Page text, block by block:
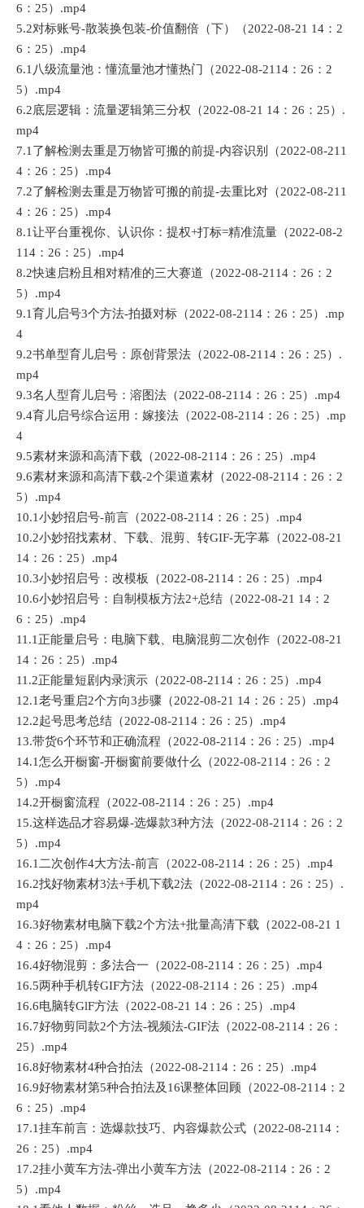
6：25）.mp4
5.2对标账号-散装换包装-价值翻倍（下）（2022-08-21 14：2
6：25）.mp4
6.1八级流量池：懂流量池才懂热门（2022-08-2114：26：2
5）.mp4
6.2底层逻辑：流量逻辑第三分权（2022-08-21 14：26：25）.
mp4
7.1了解检测去重是万物皆可搬的前提-内容识别（2022-08-211
4：26：25）.mp4
7.2了解检测去重是万物皆可搬的前提-去重比对（2022-08-211
4：26：25）.mp4
8.1让平台重视你、认识你：提权+打标=精准流量（2022-08-2
114：26：25）.mp4
8.2快速启粉且相对精准的三大赛道（2022-08-2114：26：2
5）.mp4
9.1育儿启号3个方法-拍摄对标（2022-08-2114：26：25）.mp
4
9.2书单型育儿启号：原创背景法（2022-08-2114：26：25）.
mp4
9.3名人型育儿启号：溶图法（2022-08-2114：26：25）.mp4
9.4育儿启号综合运用：嫁接法（2022-08-2114：26：25）.mp
4
9.5素材来源和高清下载（2022-08-2114：26：25）.mp4
9.6素材来源和高清下载-2个渠道素材（2022-08-2114：26：2
5）.mp4
10.1小妙招启号-前言（2022-08-2114：26：25）.mp4
10.2小妙招找素材、下载、混剪、转GIF-无字幕（2022-08-21
14：26：25）.mp4
10.3小妙招启号：改模板（2022-08-2114：26：25）.mp4
10.6小妙招启号：自制模板方法2+总结（2022-08-21 14：2
6：25）.mp4
11.1正能量启号：电脑下载、电脑混剪二次创作（2022-08-21
14：26：25）.mp4
11.2正能量短剧内录演示（2022-08-2114：26：25）.mp4
12.1老号重启2个方向3步骤（2022-08-21 14：26：25）.mp4
12.2起号思考总结（2022-08-2114：26：25）.mp4
13.带货6个环节和正确流程（2022-08-2114：26：25）.mp4
14.1怎么开橱窗-开橱窗前要做什么（2022-08-2114：26：2
5）.mp4
14.2开橱窗流程（2022-08-2114：26：25）.mp4
15.这样选品才容易爆-选爆款3种方法（2022-08-2114：26：2
5）.mp4
16.1二次创作4大方法-前言（2022-08-2114：26：25）.mp4
16.2找好物素材3法+手机下载2法（2022-08-2114：26：25）.
mp4
16.3好物素材电脑下载2个方法+批量高清下载（2022-08-21 1
4：26：25）.mp4
16.4好物混剪：多法合一（2022-08-2114：26：25）.mp4
16.5两种手机转GIF方法（2022-08-2114：26：25）.mp4
16.6电脑转GlF方法（2022-08-21 14：26：25）.mp4
16.7好物剪同款2个方法-视频法-GIF法（2022-08-2114：26：
25）.mp4
16.8好物素材4种合拍法（2022-08-2114：26：25）.mp4
16.9好物素材第5种合拍法及16课整体回顾（2022-08-2114：2
6：25）.mp4
17.1挂车前言：选爆款技巧、内容爆款公式（2022-08-2114：
26：25）.mp4
17.2挂小黄车方法-弹出小黄车方法（2022-08-2114：26：2
5）.mp4